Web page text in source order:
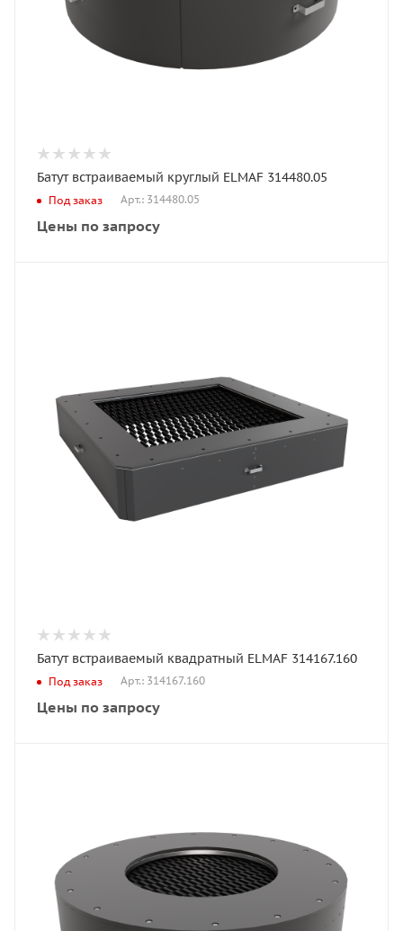
Батут встраиваемый круглый ELMAF 314480.05
Под заказ Арт.: 314480.05
Цены по запросу
Батут встраиваемый квадратный ELMAF 314167.160
Под заказ Арт.: 314167.160
Цены по запросу